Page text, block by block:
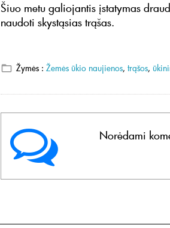
Šiuo metu galiojantis įstatymas
naudoti skystąsias trąšas.
Žymės : Žemės ūkio naujienos, trąšos,
Norėdami